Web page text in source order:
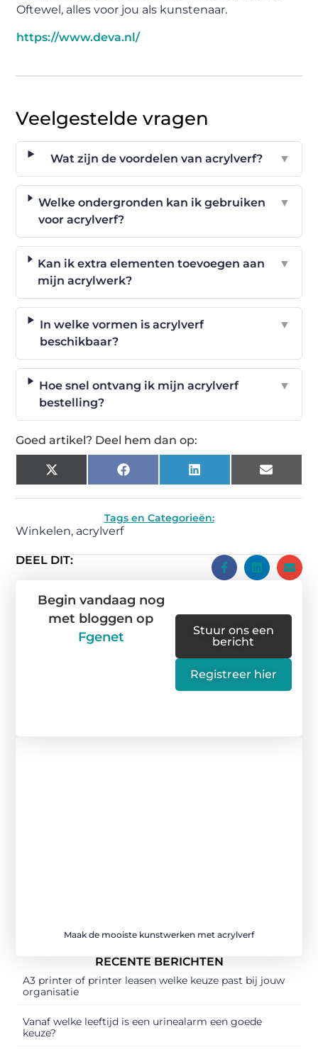
Oftewel, alles voor jou als kunstenaar.
https://www.deva.nl/
Veelgestelde vragen
Wat zijn de voordelen van acrylverf? ▼
Welke ondergronden kan ik gebruiken
voor acrylverf?
▼
Kan ik extra elementen toevoegen aan
mijn acrylwerk?
▼
In welke vormen is acrylverf
beschikbaar?
▼
Hoe snel ontvang ik mijn acrylverf
bestelling?
▼
Goed artikel? Deel hem dan op:
X
(Twitter)
Facebook LinkedIn Email
Tags en Categorieën:
Winkelen, acrylverf
DEEL DIT:
Maak de mooiste kunstwerken met acrylverf
RECENTE BERICHTEN
A3 printer of printer leasen welke keuze past bij jouw
organisatie
Vanaf welke leeftijd is een urinealarm een goede
keuze?
Begin vandaag nog
met bloggen op
Fgenet
Stuur ons een
bericht
Registreer hier